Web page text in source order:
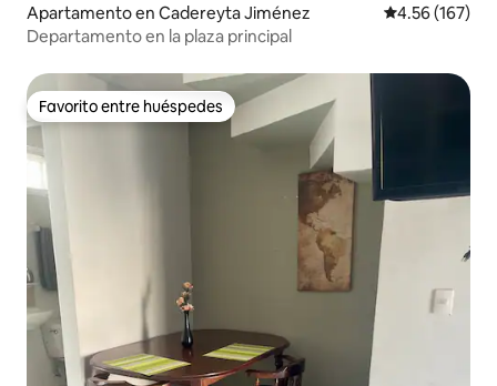
Apartamento en Cadereyta Jiménez Calificación
4.56 (167)
Departamento en la plaza principal
Favorito entre huéspedes
Favorito entre huéspedes